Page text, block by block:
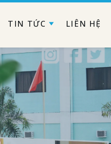
TIN TỨC LIÊN HỆ